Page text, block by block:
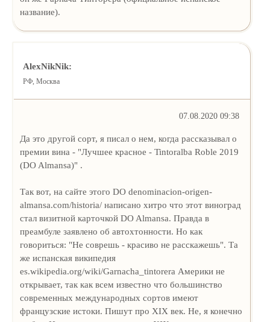
название).
AlexNikNik:
РФ, Москва
07.08.2020 09:38
Да это другой сорт, я писал о нем, когда рассказывал о
премии вина - "Лучшее красное - Tintoralba Roble 2019
(DO Almansa)" .
Так вот, на сайте этого DO denominacion-origen-
almansa.com/historia/ написано хитро что этот виноград
стал визитной карточкой DO Almansa. Правда в
преамбуле заявлено об автохтонности. Но как
говориться: "Не соврешь - красиво не расскажешь". Та
же испанская википедия
es.wikipedia.org/wiki/Garnacha_tintorera Америки не
открывает, так как всем известно что большинство
современных международных сортов имеют
французские истоки. Пишут про XIX век. Не, я конечно